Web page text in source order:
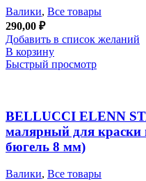
Валики, Все товары
290,00 ₽
Добавить в список желаний
В корзину
Быстрый просмотр
BELLUCCI ELENN
малярный для
бюгель 8 мм)
Валики, Все товары